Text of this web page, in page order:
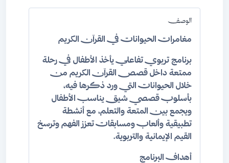
الوصف
مغامرات الحيوانات في القرآن الكريم
برنامج تربوي تفاعلي يأخذ الأطفال في رحلة
ممتعة داخل قصص القرآن الكريم من
خلال الحيوانات التي ورد ذكرها فيه،
بأسلوب قصصي شيق يناسب الأطفال
ويجمع بين المتعة والتعلم، مع أنشطة
تطبيقية وألعاب ومسابقات تعزز الفهم وترسخ
القيم الإيمانية والتربوية.
أهداف البرنامج